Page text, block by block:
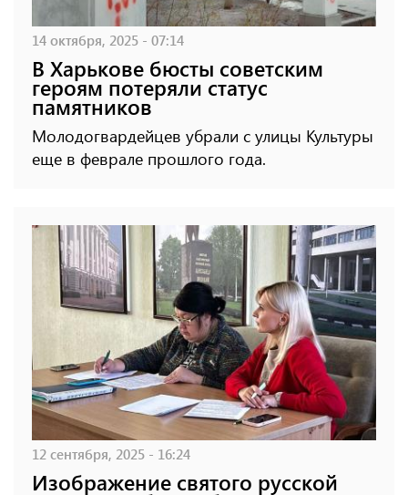
14 октября, 2025 - 07:14
В Харькове бюсты советским
героям потеряли статус
памятников
Молодогвардейцев убрали с улицы Культуры
еще в феврале прошлого года.
12 сентября, 2025 - 16:24
Изображение святого русской